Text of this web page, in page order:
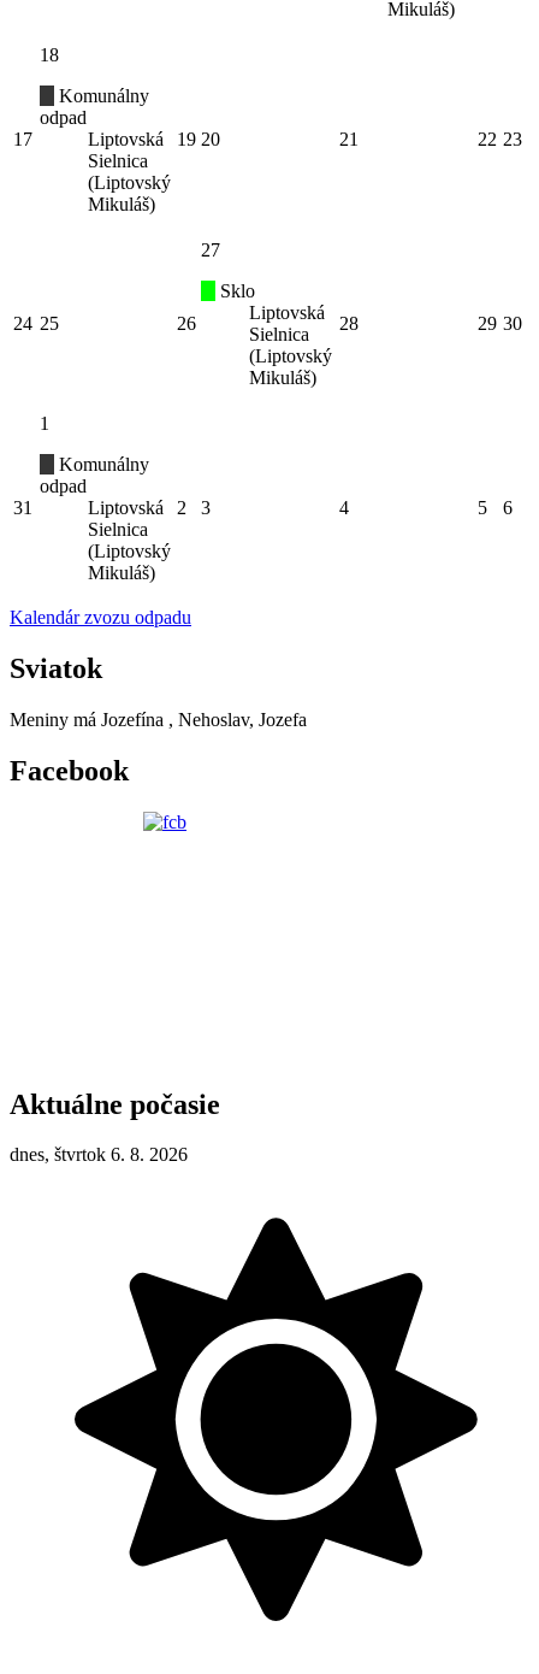
Mikuláš)
17
18
Komunálny
odpad
Liptovská
Sielnica
(Liptovský
Mikuláš)
19 20 21 22 23
24 25 26
27
Sklo
Liptovská
Sielnica
(Liptovský
Mikuláš)
28 29 30
31
1
Komunálny
odpad
Liptovská
Sielnica
(Liptovský
Mikuláš)
2 3 4 5 6
Kalendár zvozu odpadu
Sviatok
Meniny má Jozefína , Nehoslav, Jozefa
Facebook
Aktuálne počasie
dnes, štvrtok 6. 8. 2026